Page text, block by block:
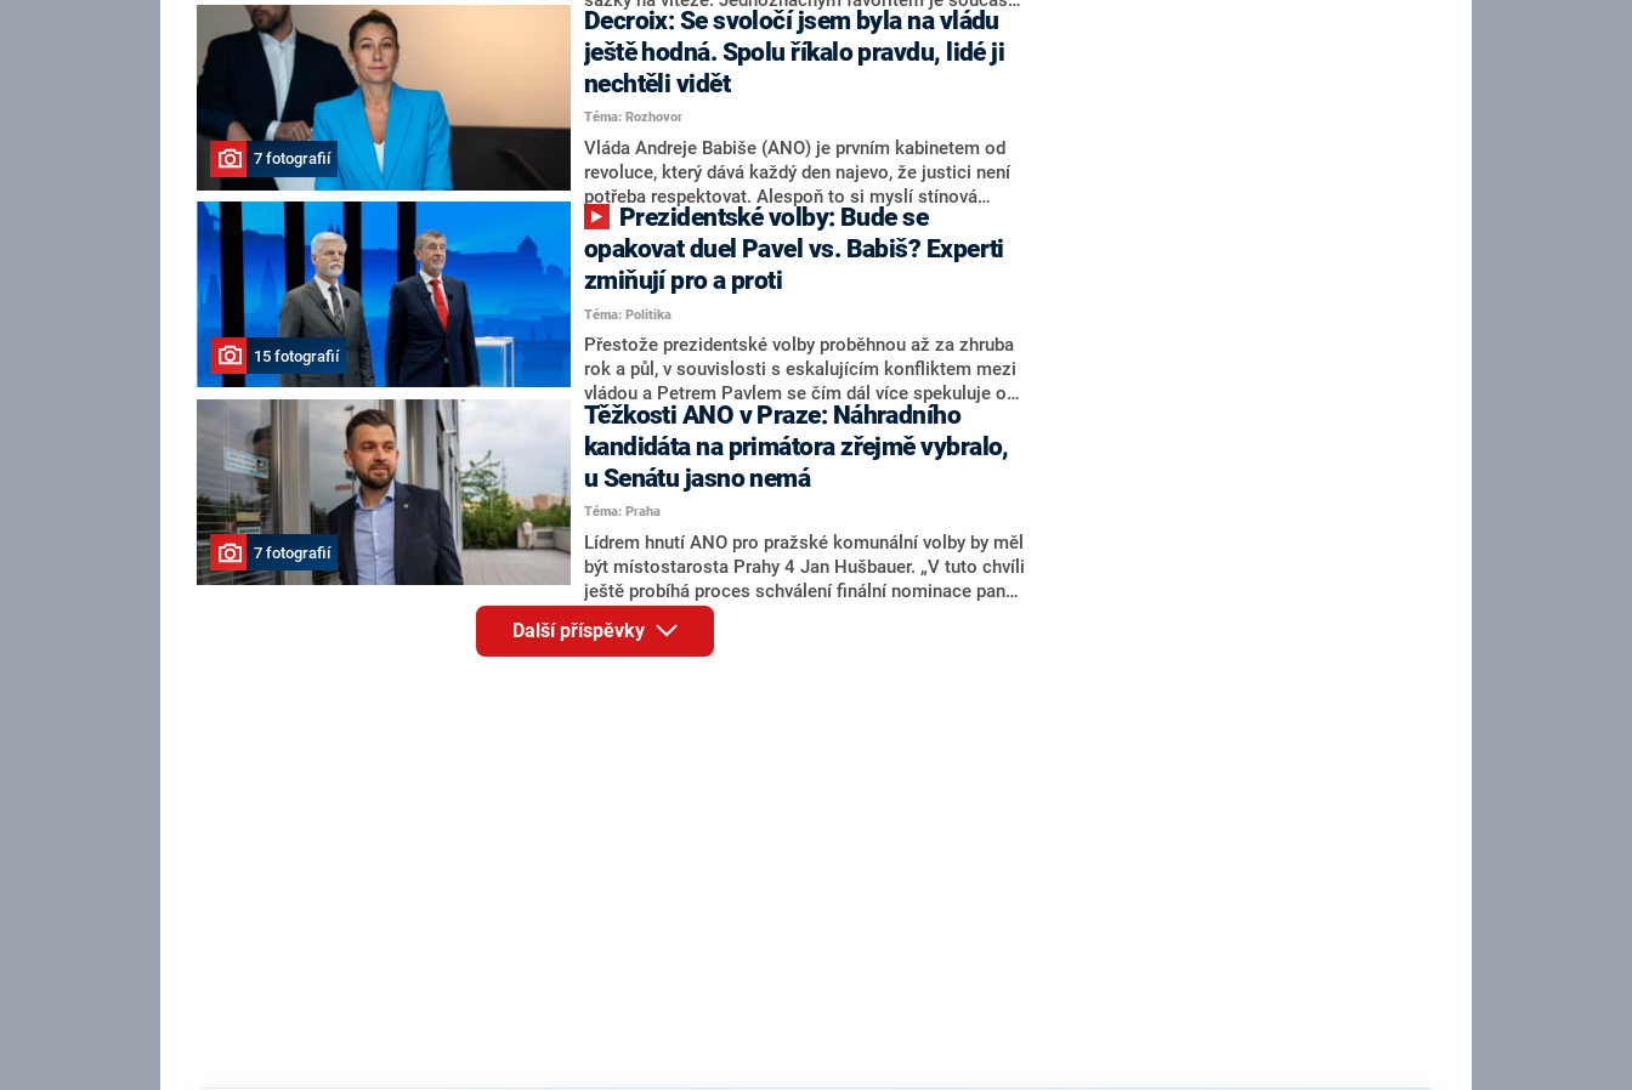
hlava státu Petr Pavel. Daleko za ním pak bookmakeři
zmiňují dva výrazné politiky ANO, tedy premiéra
Andreje Babiše a ministra průmyslu Karla Havlíčka.
Oblíbeným tipem samotných sázkařů je poslanec za
Motoristy Filip Turek. Politolog Jan Kubáček nicméně
o případné kandidatuře kohokoliv ze zmíněné trojice
značně pochybuje. Podle něj současná koalice dosud
nemá osobu, která by Pavlovi mohla konkurovat.
7 fotografií
Decroix: Se svoločí jsem byla na vládu
ještě hodná. Spolu říkalo pravdu, lidé ji
nechtěli vidět
Téma: Rozhovor
Vláda Andreje Babiše (ANO) je prvním kabinetem od
revoluce, který dává každý den najevo, že justici není
potřeba respektovat. Alespoň to si myslí stínová
ministryně spravedlnosti ODS Eva Decroix. V
rozhovoru pro CNN Prima NEWS si nebrala servítky
ohledně politického výkonu svého nástupce Jeronýma
Tejce (za ANO) či vládní zmocněnkyně pro lidská
práva Taťány Malé (ANO). Označením „svoloč“ na
adresu vlády prý byla ještě hodná. Decroix se také
vrátila k volební porážce koalice Spolu či promluvila o
hnutí Naše Česko Martina Kuby.
15 fotografií
opakovat duel Pavel vs. Babiš? Experti
zmiňují pro a proti
Téma: Politika
Přestože prezidentské volby proběhnou až za zhruba
rok a půl, v souvislosti s eskalujícím konfliktem mezi
vládou a Petrem Pavlem se čím dál více spekuluje o
tom, koho by do bitvy o Hrad mohla vyslat současná
koalice. Někteří političtí komentátoři znovu vytahují
jméno premiéra Andreje Babiše (ANO). Jak moc je
pravděpodobné, že se v prezidentských volbách 2028
bude znovu opakovat souboj z roku 2023?
7 fotografií
Těžkosti ANO v Praze: Náhradního
kandidáta na primátora zřejmě vybralo,
u Senátu jasno nemá
Téma: Praha
Lídrem hnutí ANO pro pražské komunální volby by měl
být místostarosta Prahy 4 Jan Hušbauer. „V tuto chvíli
ještě probíhá proces schválení finální nominace pana
Jana Hušbauera Výborem hnutí ANO,“ uvedl pro
redakci místopředseda pražského ANO Martin
Benkovič. O Hušbauerovi se spekulovalo jako o
Další příspěvky